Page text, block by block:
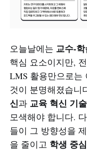
오늘날에는 교수-
핵심 요소이지만,
LMS 활용만으로는
것이 분명해졌습니
신과 교육 혁신 기술
모색해야 합니다.
들이 그 방향성을
을 줄이고 학생 중